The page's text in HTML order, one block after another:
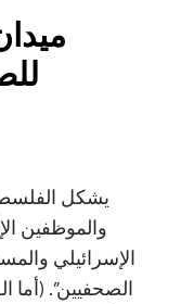
والموظفين
الإسرائيلي